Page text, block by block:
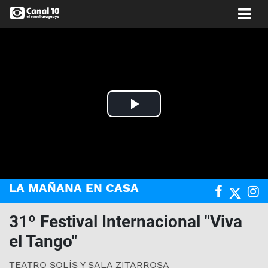
Play
LA MAÑANA EN CASA
31º Festival Internacional "Viva
el Tango"
TEATRO SOLÍS Y SALA ZITARROSA